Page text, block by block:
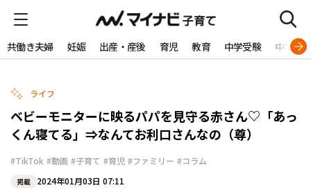
共働き夫婦 妊娠 出産・産後 育児 教育 中学受験 中学生
ライフ
ベビーモニターに映るパパを見守る赤さん♡「あっ
くん寝てる」⇒なんてお利口さんなの（尊）
#TikTok #動画 #子育て #育児 #ファミリー #コラム
掲載 2024年01月03日 07:11